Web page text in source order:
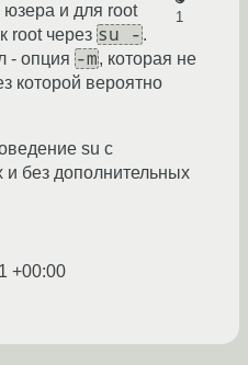
1
и для root
root через su - .
- опция -m, которая не
которой вероятно
su с
без дополнительных
+00:00